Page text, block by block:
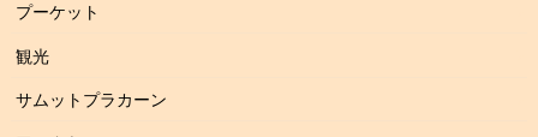
プーケット
観光
サムットプラカーン